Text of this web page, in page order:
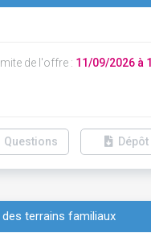
de l'offre : 11/09/2026 à
Questions Dépôt
terrains familiaux